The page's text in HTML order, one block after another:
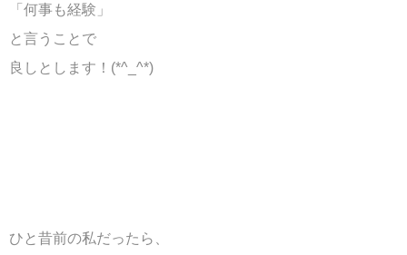
「何事も経験」
と言うことで
良しとします！(*^_^*)
ひと昔前の私だったら、